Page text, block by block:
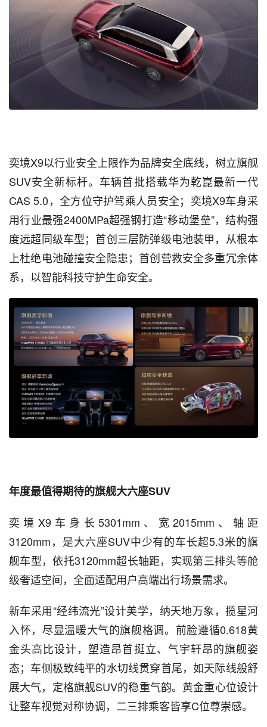
奕境X9以行业安全上限作为品牌安全底线，树立旗舰
SUV安全新标杆。车辆首批搭载华为乾崑最新一代
CAS 5.0，全方位守护驾乘人员安全；奕境X9车身采
用行业最强2400MPa超强钢打造“移动堡垒”，结构强
度远超同级车型；首创三层防弹级电池装甲，从根本
上杜绝电池碰撞安全隐患；首创营救安全多重冗余体
系，以智能科技守护生命安全。
年度最值得期待的旗舰大六座SUV
奕境X9车身长5301mm、宽2015mm、轴距
3120mm，是大六座SUV中少有的车长超5.3米的旗
舰车型，依托3120mm超长轴距，实现第三排头等舱
级奢适空间，全面适配用户高端出行场景需求。
新车采用“经纬流光”设计美学，纳天地万象，揽星河
入怀，尽显温暖大气的旗舰格调。前脸遵循0.618黄
金头高比设计，塑造昂首挺立、气宇轩昂的旗舰姿
态；车侧极致纯平的水切线贯穿首尾，如天际线般舒
展大气，定格旗舰SUV的稳重气韵。黄金重心位设计
让整车视觉对称协调，二三排乘客皆享C位尊崇感。